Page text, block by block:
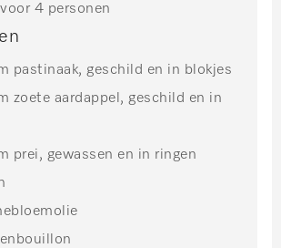
4 personen
pastinaak, geschild en in blokjes
zoete aardappel, geschild en in
prei, gewassen en in ringen